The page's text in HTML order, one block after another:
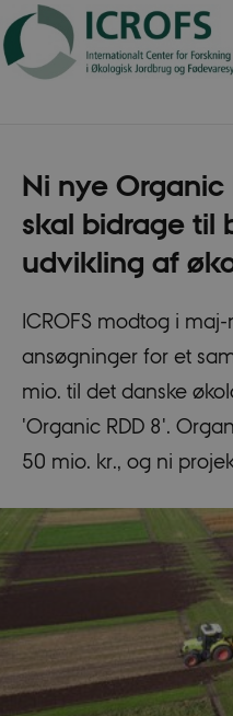
Ni nye
skal bidrage
udvikling af
ICROFS modtog i
ansøgninger for et
mio. til det danske
'Organic RDD 8'.
50 mio. kr., og ni